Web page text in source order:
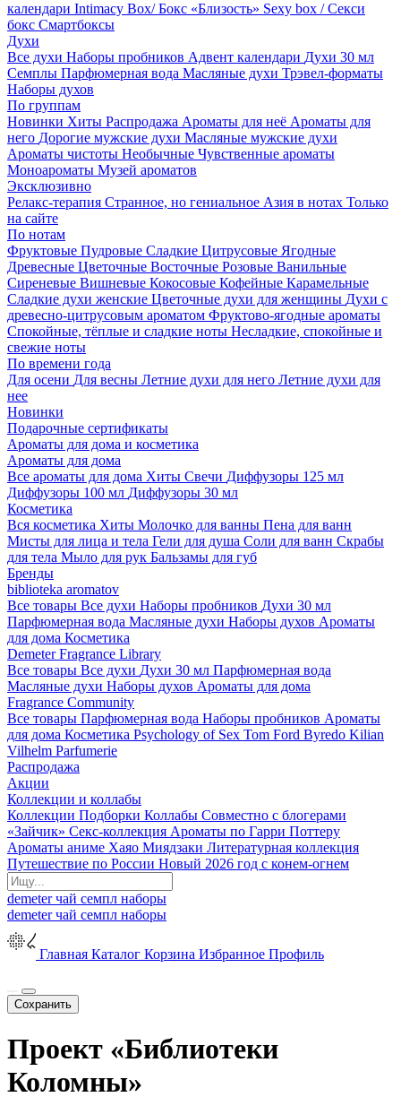
календари Intimacy Box/ Бокс «Близость» Sexy box / Секси
бокс Смартбоксы
Духи
Все духи Наборы пробников Адвент календари Духи 30 мл
Семплы Парфюмерная вода Масляные духи Трэвел-форматы
Наборы духов
По группам
Новинки Хиты Распродажа Ароматы для неё Ароматы для
него Дорогие мужские духи Масляные мужские духи
Ароматы чистоты Необычные Чувственные ароматы
Моноароматы Музей ароматов
Эксклюзивно
Релакс-терапия Странное, но гениальное Азия в нотах Только
на сайте
По нотам
Фруктовые Пудровые Сладкие Цитрусовые Ягодные
Древесные Цветочные Восточные Розовые Ванильные
Сиреневые Вишневые Кокосовые Кофейные Карамельные
Сладкие духи женские Цветочные духи для женщины Духи с
древесно-цитрусовым ароматом Фруктово-ягодные ароматы
Спокойные, тёплые и сладкие ноты Несладкие, спокойные и
свежие ноты
По времени года
Для осени Для весны Летние духи для него Летние духи для
нее
Новинки
Подарочные сертификаты
Ароматы для дома и косметика
Ароматы для дома
Все ароматы для дома Хиты Свечи Диффузоры 125 мл
Диффузоры 100 мл Диффузоры 30 мл
Косметика
Вся косметика Хиты Молочко для ванны Пена для ванн
Мисты для лица и тела Гели для душа Соли для ванн Скрабы
для тела Мыло для рук Бальзамы для губ
Бренды
biblioteka aromatov
Все товары Все духи Наборы пробников Духи 30 мл
Парфюмерная вода Масляные духи Наборы духов Ароматы
для дома Косметика
Demeter Fragrance Library
Все товары Все духи Духи 30 мл Парфюмерная вода
Масляные духи Наборы духов Ароматы для дома
Fragrance Community
Все товары Парфюмерная вода Наборы пробников Ароматы
для дома Косметика Psychology of Sex Tom Ford Byredo Kilian
Vilhelm Parfumerie
Распродажа
Акции
Коллекции и коллабы
Коллекции Подборки Коллабы Совместно с блогерами
«Зайчик» Секс-коллекция Ароматы по Гарри Поттеру
Ароматы аниме Хаяо Миядзаки Литературная коллекция
Путешествие по России Новый 2026 год с конем-огнем
demeterчай семпл наборы
demeterчай семпл наборы
Главная Каталог Корзина Избранное Профиль
Сохранить
Проект «Библиотеки
Коломны»